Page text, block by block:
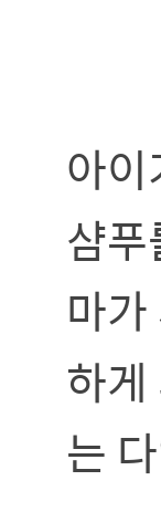
아
샴
마
하
는